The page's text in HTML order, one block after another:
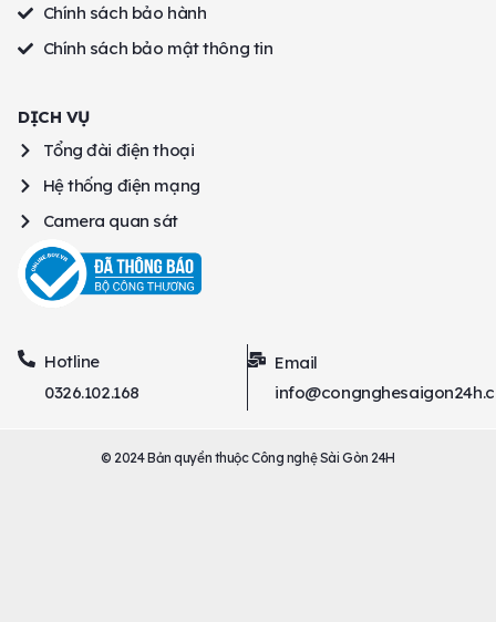
Chính sách bảo hành
Chính sách bảo mật thông tin
DỊCH VỤ
Tổng đài điện thoại
Hệ thống điện mạng
Camera quan sát
Hotline
0326.102.168
Email
© 2024 Bản quyền thuộc Công nghệ Sài Gòn 24H